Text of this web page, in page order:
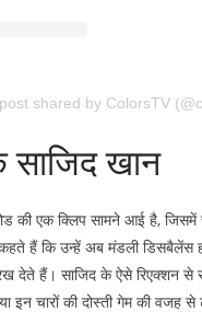
shared by ColorsTV
खान
की एक क्लिप सामने आई है,
हैं कि उन्हें अब मंडली डिसबैलेंस
देते हैं। साजिद के ऐसे रिएक्शन से
इन चारों की दोस्ती गेम की वजह से